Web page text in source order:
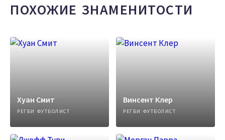
ПОХОЖИЕ ЗНАМЕНИТОСТИ
Хуан Смит
РЕГБИ ФУТБОЛИСТ
Винсент Клер
РЕГБИ ФУТБОЛИСТ